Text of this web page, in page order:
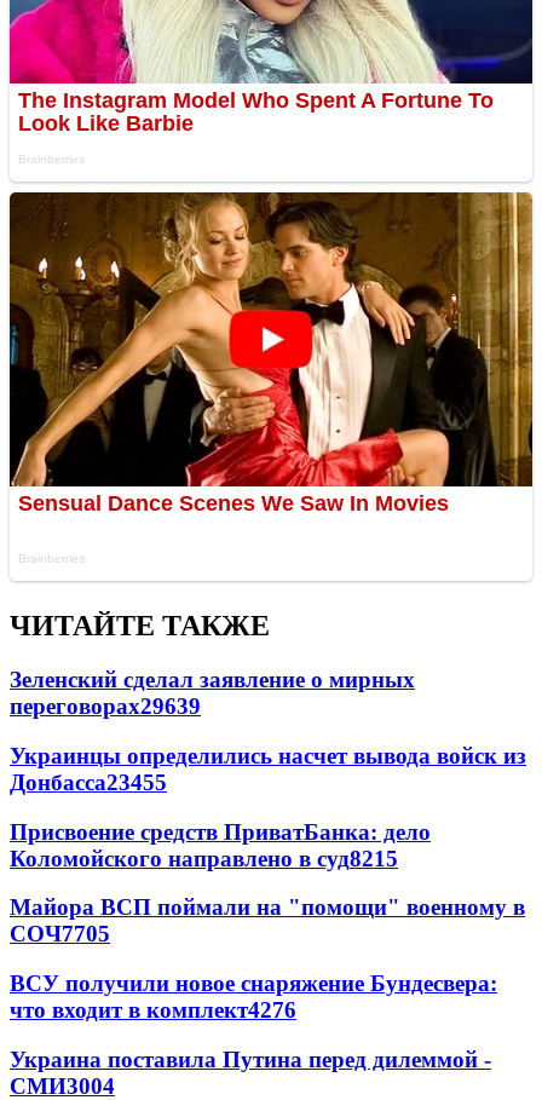
ЧИТАЙТЕ ТАКЖЕ
Зеленский сделал заявление о мирных
переговорах29639
Украинцы определились насчет вывода войск из
Донбасса23455
Присвоение средств ПриватБанка: дело
Коломойского направлено в суд8215
Майора ВСП поймали на "помощи" военному в
СОЧ7705
ВСУ получили новое снаряжение Бундесвера:
что входит в комплект4276
Украина поставила Путина перед дилеммой -
СМИ3004